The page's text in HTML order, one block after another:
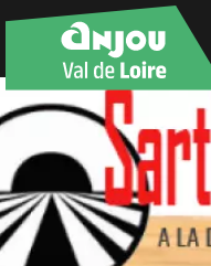
Découvrir
À voir, à faire